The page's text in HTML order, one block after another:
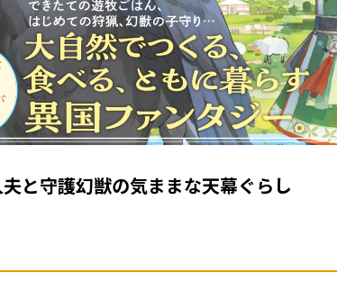
と守護幻獣の気ままな天幕ぐらし